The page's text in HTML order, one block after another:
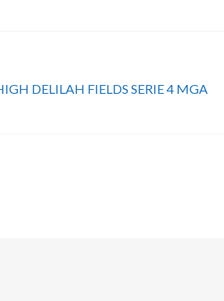
DELILAH FIELDS SERIE 4 MGA